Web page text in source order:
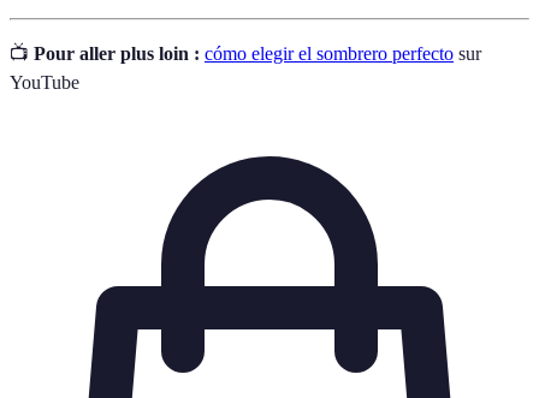
📺 Pour aller plus loin : cómo elegir el sombrero perfecto sur
YouTube